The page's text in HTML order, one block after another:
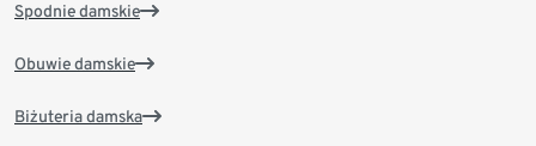
Spodnie damskie
Obuwie damskie
Biżuteria damska